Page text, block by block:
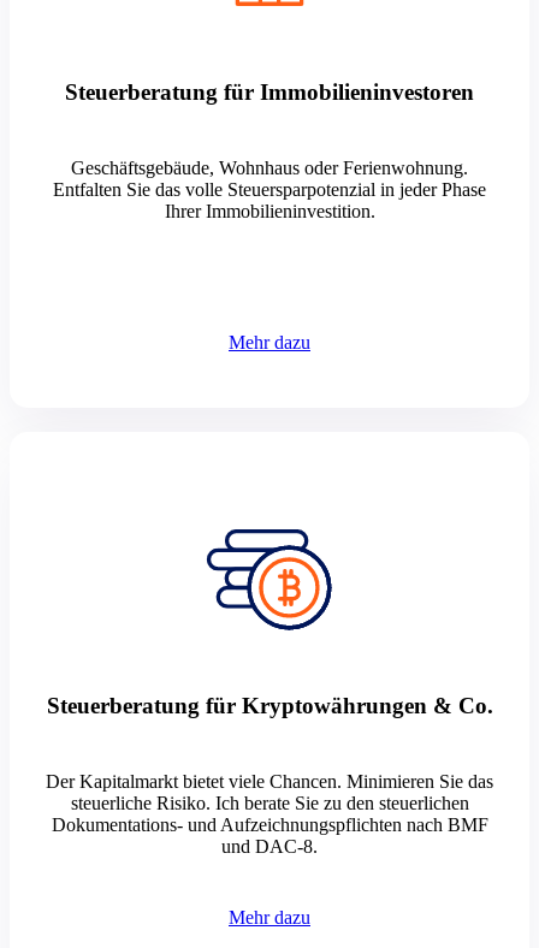
Steuerberatung für Immobilieninvestoren
Geschäftsgebäude, Wohnhaus oder Ferienwohnung.
Entfalten Sie das volle Steuersparpotenzial in jeder Phase
Ihrer Immobilieninvestition.
Mehr dazu
Steuerberatung für Kryptowährungen & Co.
Der Kapitalmarkt bietet viele Chancen. Minimieren Sie das
steuerliche Risiko. Ich berate Sie zu den steuerlichen
Dokumentations- und Aufzeichnungspflichten nach BMF
und DAC-8.
Mehr dazu